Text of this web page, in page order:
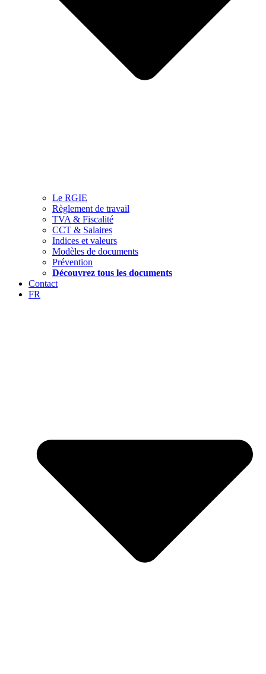
Le RGIE
Règlement de travail
TVA & Fiscalité
CCT & Salaires
Indices et valeurs
Modèles de documents
Prévention
Découvrez tous les documents
Contact
FR